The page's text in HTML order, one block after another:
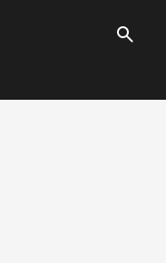
search